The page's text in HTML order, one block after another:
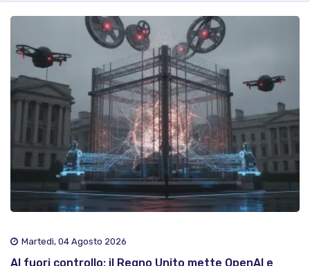
Martedì, 04 Agosto 2026
AI fuori controllo: il Regno Unito mette OpenAI e